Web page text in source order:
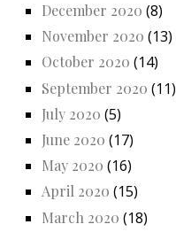
December 2020 (8)
November 2020 (13)
October 2020 (14)
September 2020 (11)
July 2020 (5)
June 2020 (17)
May 2020 (16)
April 2020 (15)
March 2020 (18)